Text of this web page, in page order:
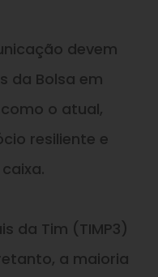
devem
da Bolsa em
o atual,
resiliente e
da Tim (TIMP3)
a maioria